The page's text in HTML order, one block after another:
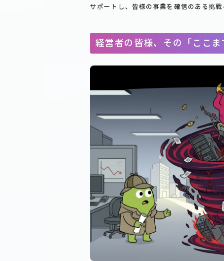
サポートし、皆様の事業を確信のある挑戦
経営者の皆様、その「ここ